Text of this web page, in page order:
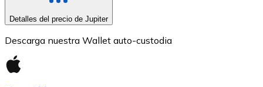
Detalles del precio de Jupiter
Descarga nuestra Wallet auto-custodia